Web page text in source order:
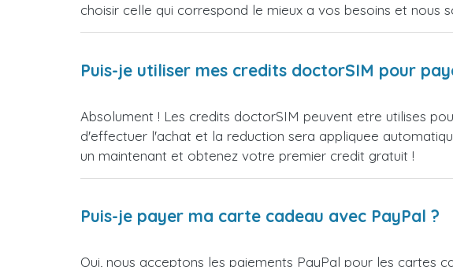
choisir celle qui correspond le mieux a vos besoins et
Puis-je utiliser mes credits doctorSIM pour
Absolument ! Les credits doctorSIM peuvent etre utilises
d'effectuer l'achat et la reduction sera appliquee
un maintenant et obtenez votre premier credit gratuit !
Puis-je payer ma carte cadeau avec PayPal ?
Oui, nous acceptons les paiements PayPal pour les cartes